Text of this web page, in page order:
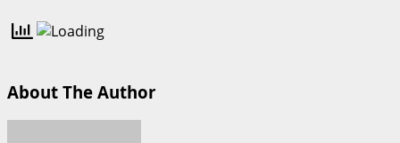
About The Author